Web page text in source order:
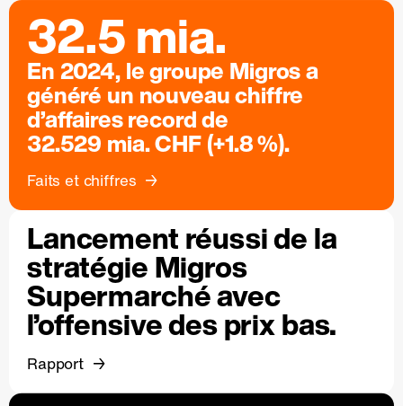
32.5 mia.
En 2024, le groupe Migros a
généré un nouveau chiffre
d’affaires record de
32.529 mia. CHF (+1.8 %).
Faits et chiffres
Lancement réussi de la
stratégie Migros
Supermarché avec
l’offensive des prix bas.
Rapport